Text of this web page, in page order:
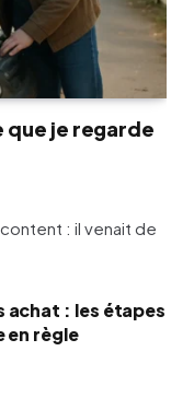
que je regarde
content : il venait de
achat : les étapes
en règle